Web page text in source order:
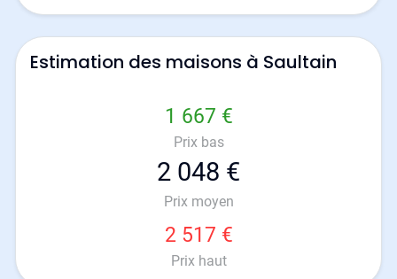
Estimation des maisons à Saultain
1 667 €
Prix bas
2 048 €
Prix moyen
2 517 €
Prix haut